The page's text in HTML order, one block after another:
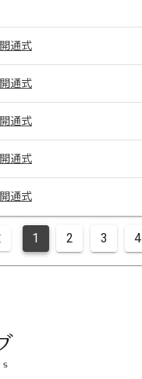
通式
通式
通式
通式
通式
1 2 3 4